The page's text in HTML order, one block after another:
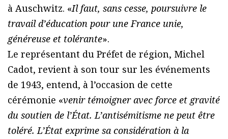
à Auschwitz. «Il faut, sans cesse, poursuivre le
travail d’éducation pour une France unie,
généreuse et tolérante».
Le représentant du Préfet de région, Michel
Cadot, revient à son tour sur les événements
de 1943, entend, à l’occasion de cette
cérémonie «venir témoigner avec force et gravité
du soutien de l’État. L’antisémitisme ne peut être
toléré. L’État exprime sa considération à la